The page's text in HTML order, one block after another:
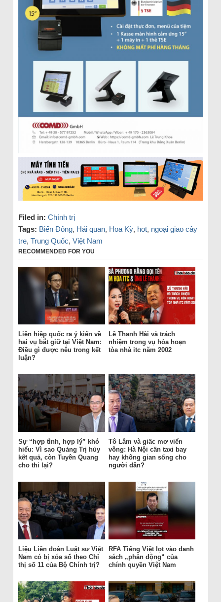
Filed in: Chính trị
Tags: Biển Đông, Hải quan, Hoa Kỳ, hot, ngoại giao cây
tre, Trung Quốc, Việt Nam
RECOMMENDED FOR YOU
Liên hiệp quốc ra ý kiến về
hai vụ bắt giữ tại Việt Nam:
Điều gì được nêu trong kết
luận?
Lê Thanh Hải và trách
nhiệm trong vụ hỏa hoạn
tòa nhà itc năm 2002
Sự “hợp tình, hợp lý” khó
hiểu: Vì sao Quảng Trị hủy
kết quả, còn Tuyên Quang
cho thi lại?
Tô Lâm và giấc mơ viển
vông: Hà Nội cần taxi bay
hay không gian sống cho
người dân?
Liệu Liên đoàn Luật sư Việt
Nam có bị xóa sổ theo Chỉ
thị số 11 của Bộ Chính trị?
RFA Tiếng Việt lọt vào danh
sách „phản động“ của
chính quyền Việt Nam